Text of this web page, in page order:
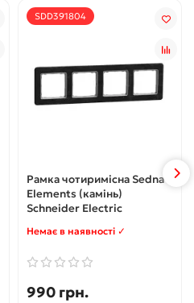
SDD391804
Рамка чотиримісна Sedna
Elements (камінь)
Schneider Electric
Немає в наявності ✓
990 грн.